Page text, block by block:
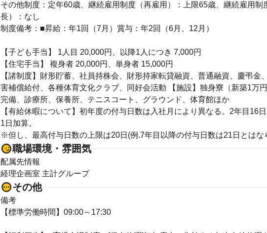
その他制度：定年60歳、継続雇用制度（再雇用）：上限65歳、継続雇用制
長）：なし
制度備考：■昇給：年1回（7月）賞与：年2回（6月、12月）
【子ども手当】 1人目 20,000円、以降1人につき 7,000円
【住宅手当】 複身者 20,000円、単身者 15,000円
【諸制度】財形貯蓄、社員持株会、財形持家転貸融資、普通融資、慶弔金
害補償給付、各種体育文化クラブ、同好会活動 【施設】独身寮（新築1万
完備、診療所、保養所、テニスコート、グラウンド、体育館ほか
【有給休暇について】初年度の付与日数は入社月により異なる。2年目16
1日加算。
※但し、最高付与日数の上限は20日(例.7年目以降の付与日数は21日とはな
職場環境・雰囲気
配属先情報
経理企画室 主計グループ
その他
備考
【標準労働時間】09:00～17:30